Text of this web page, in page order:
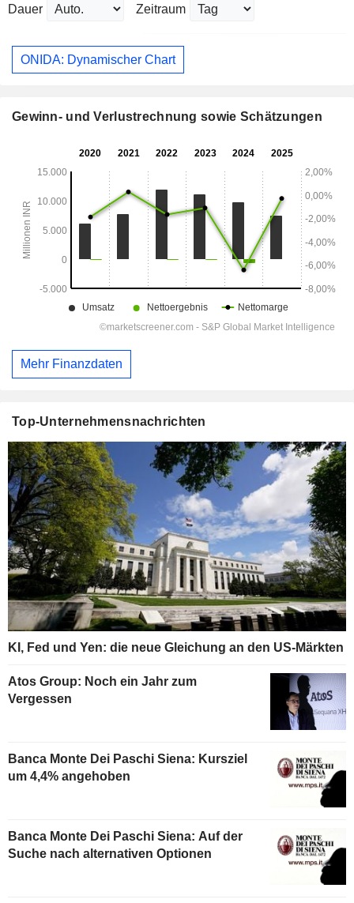
Dauer Zeitraum
ONIDA: Dynamischer Chart
Gewinn- und Verlustrechnung sowie Schätzungen
Mehr Finanzdaten
Top-Unternehmensnachrichten
KI, Fed und Yen: die neue Gleichung an den US-Märkten
Atos Group: Noch ein Jahr zum
Vergessen
Banca Monte Dei Paschi Siena: Kursziel
um 4,4% angehoben
Banca Monte Dei Paschi Siena: Auf der
Suche nach alternativen Optionen